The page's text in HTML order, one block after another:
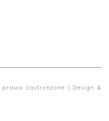
prawa zastrzeżone | Design &